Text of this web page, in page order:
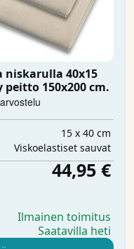
niskarulla 40x15
peitto 150x200 cm.
15 x 40 cm
Viskoelastiset sauvat
44,95 €
Ilmainen toimitus
Saatavilla heti